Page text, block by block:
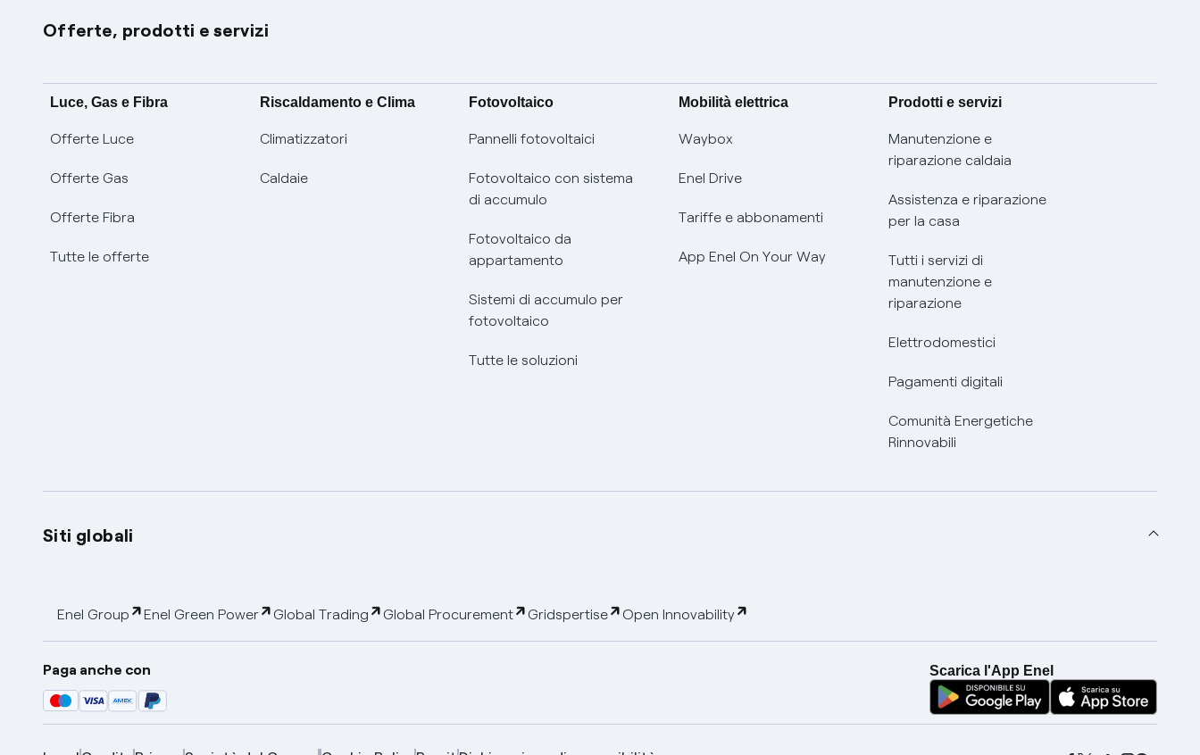
Offerte, prodotti e servizi
Luce, Gas e Fibra
Offerte Luce
Offerte Gas
Offerte Fibra
Tutte le offerte
Riscaldamento e Clima
Climatizzatori
Caldaie
Fotovoltaico
Pannelli fotovoltaici
Fotovoltaico con sistema
di accumulo
Fotovoltaico da
appartamento
Sistemi di accumulo per
fotovoltaico
Tutte le soluzioni
Mobilità elettrica
Waybox
Enel Drive
Tariffe e abbonamenti
App Enel On Your Way
Prodotti e servizi
Manutenzione e
riparazione caldaia
Assistenza e riparazione
per la casa
Tutti i servizi di
manutenzione e
riparazione
Elettrodomestici
Pagamenti digitali
Comunità Energetiche
Rinnovabili
Siti globali
Enel Group Enel Green Power Global Trading Global Procurement Gridspertise Open Innovability
Paga anche con Scarica l'App Enel